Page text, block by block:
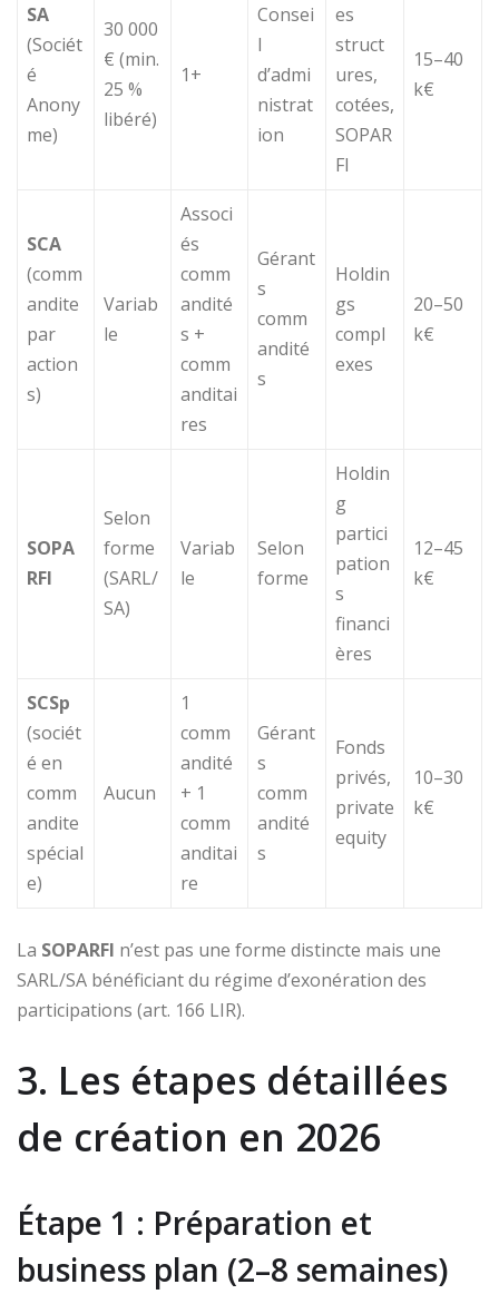
SA
(Sociét
é
Anony
me)
30 000
€ (min.
25 %
libéré)
1+
Consei
l
d’admi
nistrat
ion
es
struct
ures,
cotées,
SOPAR
FI
15–40
k€
SCA
(comm
andite
par
action
s)
Variab
le
Associ
és
comm
andité
s +
comm
anditai
res
Gérant
s
comm
andité
s
Holdin
gs
compl
exes
20–50
k€
SOPA
RFI
Selon
forme
(SARL/
SA)
Variab
le
Selon
forme
Holdin
g
partici
pation
s
financi
ères
12–45
k€
SCSp
(sociét
é en
comm
andite
spécial
e)
Aucun
1
comm
andité
+ 1
comm
anditai
re
Gérant
s
comm
andité
s
Fonds
privés,
private
equity
10–30
k€
La SOPARFI n’est pas une forme distincte mais une
SARL/SA bénéficiant du régime d’exonération des
participations (art. 166 LIR).
3. Les étapes détaillées
de création en 2026
Étape 1 : Préparation et
business plan (2–8 semaines)